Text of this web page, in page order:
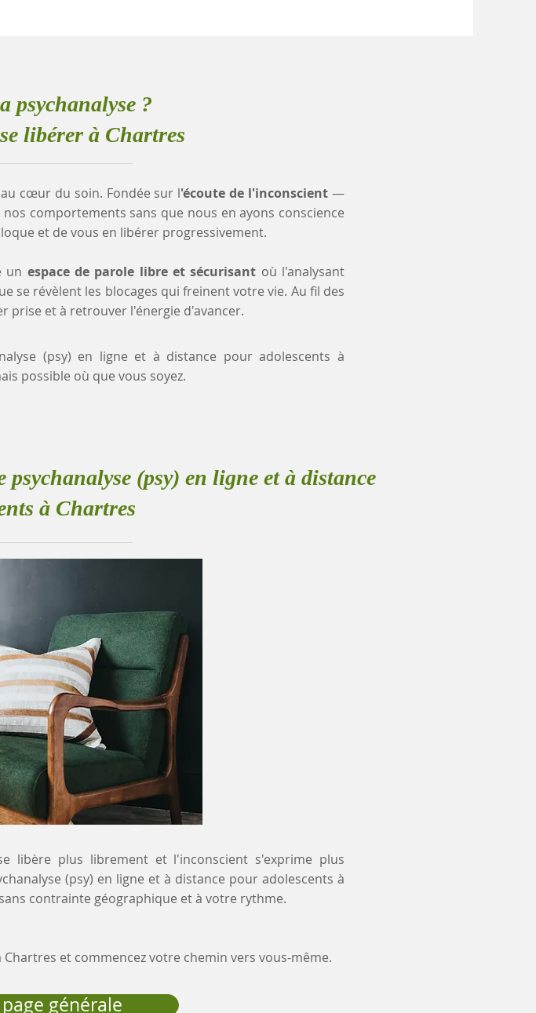
psychanalyse ?
libérer à Chartres
cœur du soin. Fondée sur l'écoute de l'inconscient—
comportements sans que nous en ayons conscience
et de vous en libérer progressivement.
un espace de parole libre et sécurisant où l'analysant
se révèlent les blocages qui freinent votre vie. Au fil des
prise et à retrouver l'énergie d'avancer.
(psy) en ligne et à distance pour adolescents à
possible où que vous soyez.
(psy) en ligne et à distance
à Chartres
libère plus librement et l'inconscient s'exprime plus
(psy) en ligne et à distance pour adolescents à
contrainte géographique et à votre rythme.
et commencez votre chemin vers vous-même.
générale